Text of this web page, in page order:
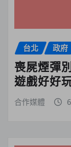
台北 政府
喪屍煙彈
遊戲好好
合作媒體